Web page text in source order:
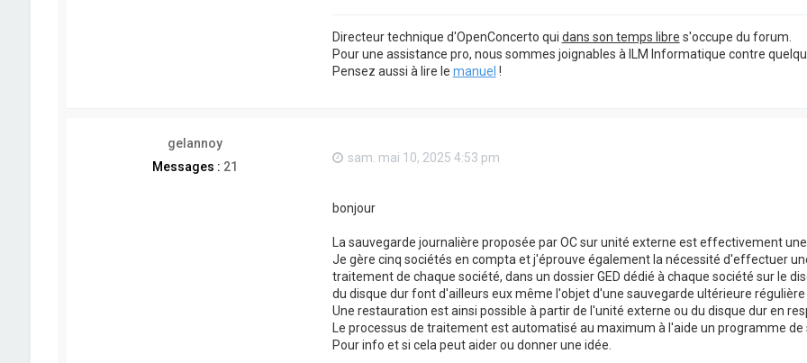
Directeur technique d'OpenConcerto qui dans son temps libre s'occupe du forum.
Pour une assistance pro, nous sommes joignables à ILM Informatique contre
Pensez aussi à lire le manuel !
gelannoy
Messages : 21
sam. mai 10, 2025 4:53 pm
bonjour
La sauvegarde journalière proposée par OC sur unité externe est effectivement
Je gère cinq sociétés en compta et j'éprouve également la nécessité d'effectuer
traitement de chaque société, dans un dossier GED dédié à chaque société sur le
du disque dur font d'ailleurs eux même l'objet d'une sauvegarde ultérieure
Une restauration est ainsi possible à partir de l'unité externe ou du disque dur en
Le processus de traitement est automatisé au maximum à l'aide un programme
Pour info et si cela peut aider ou donner une idée.